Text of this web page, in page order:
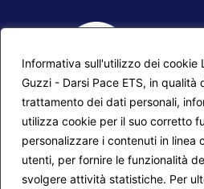
Informativa sull'utilizzo dei cookie
Guzzi - Darsi Pace ETS, in qualità
trattamento dei dati personali,
utilizza cookie per il suo corretto
personalizzare i contenuti in linea
utenti, per fornire le funzionalità
svolgere attività statistiche. Per
Mappa del sito
Contatti
Calendario